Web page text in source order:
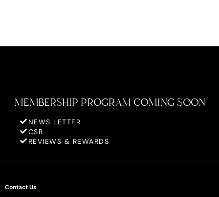
MEMBERSHIP PROGRAM COMING SOON
NEWS LETTER
CSR
REVIEWS & REWARDS
Contact Us